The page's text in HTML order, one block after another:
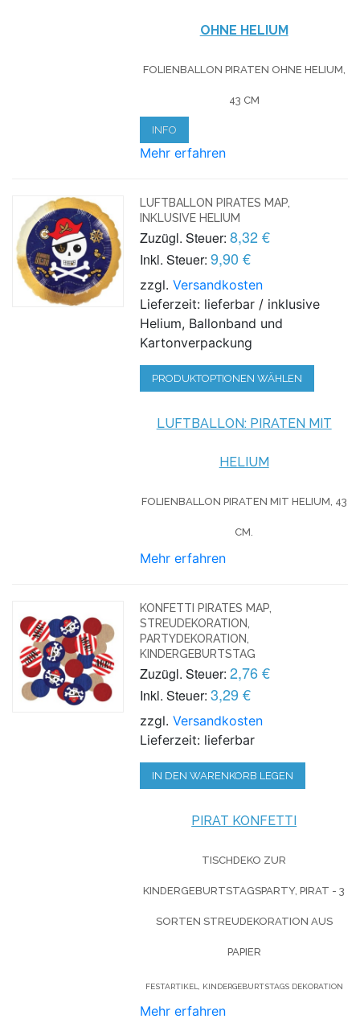
OHNE HELIUM
FOLIENBALLON PIRATEN OHNE HELIUM,
43 CM
INFO
Mehr erfahren
LUFTBALLON PIRATES MAP,
INKLUSIVE HELIUM
Zuzügl. Steuer: 8,32 €
Inkl. Steuer: 9,90 €
zzgl.Versandkosten
Lieferzeit: lieferbar / inklusive
Helium, Ballonband und
Kartonverpackung
PRODUKTOPTIONEN WÄHLEN
LUFTBALLON: PIRATEN MIT
HELIUM
FOLIENBALLON PIRATEN MIT HELIUM, 43
CM.
Mehr erfahren
KONFETTI PIRATES MAP,
STREUDEKORATION,
PARTYDEKORATION,
KINDERGEBURTSTAG
Zuzügl. Steuer: 2,76 €
Inkl. Steuer: 3,29 €
zzgl.Versandkosten
Lieferzeit: lieferbar
IN DEN WARENKORB LEGEN
PIRAT KONFETTI
TISCHDEKO ZUR
KINDERGEBURTSTAGSPARTY, PIRAT - 3
SORTEN STREUDEKORATION AUS
PAPIER
FESTARTIKEL, KINDERGEBURTSTAGS DEKORATION
Mehr erfahren